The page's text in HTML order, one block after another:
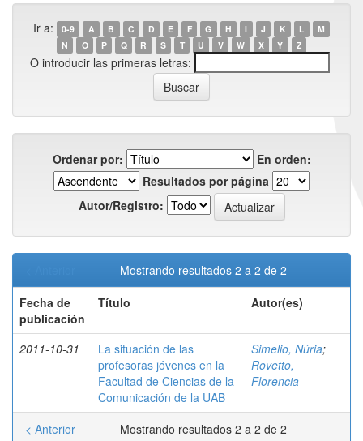
Ir a: 0-9 A B C D E F G H I J K L
M
N
O P Q R S T U V W X Y Z
O introducir las primeras letras:
Ordenar por:
En orden:
Resultados por página
Autor/Registro:
Mostrando resultados 2 a 2 de 2
Fecha de
publicación
Título Autor(es)
2011-10-31
La situación de las
profesoras jóvenes en la
Facultad de Ciencias de la
Comunicación de la UAB
Simelio, Núria;
Rovetto,
Florencia
Mostrando resultados 2 a 2 de 2
< Anterior